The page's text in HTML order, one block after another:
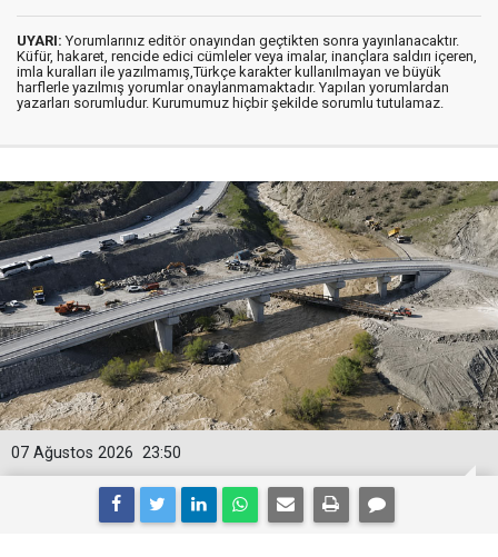
UYARI: Yorumlarınız editör onayından geçtikten sonra yayınlanacaktır.
Küfür, hakaret, rencide edici cümleler veya imalar, inançlara saldırı içeren,
imla kuralları ile yazılmamış,Türkçe karakter kullanılmayan ve büyük
harflerle yazılmış yorumlar onaylanmamaktadır. Yapılan yorumlardan
yazarları sorumludur. Kurumumuz hiçbir şekilde sorumlu tutulamaz.
23:50
07 Ağustos 2026